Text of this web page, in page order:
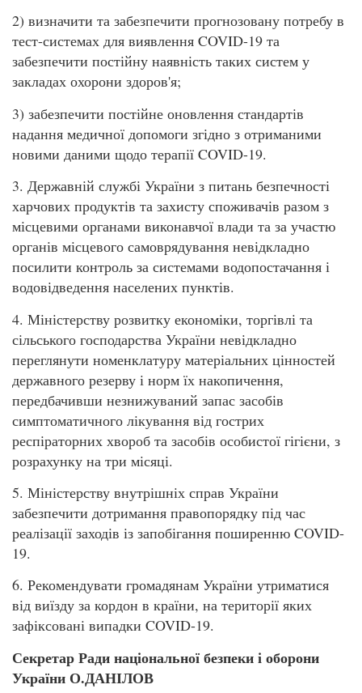
2) визначити та забезпечити прогнозовану потребу в
тест-системах для виявлення COVID-19 та
забезпечити постійну наявність таких систем у
закладах охорони здоров'я;
3) забезпечити постійне оновлення стандартів
надання медичної допомоги згідно з отриманими
новими даними щодо терапії COVID-19.
3. Державній службі України з питань безпечності
харчових продуктів та захисту споживачів разом з
місцевими органами виконавчої влади та за участю
органів місцевого самоврядування невідкладно
посилити контроль за системами водопостачання і
водовідведення населених пунктів.
4. Міністерству розвитку економіки, торгівлі та
сільського господарства України невідкладно
переглянути номенклатуру матеріальних цінностей
державного резерву і норм їх накопичення,
передбачивши незнижуваний запас засобів
симптоматичного лікування від гострих
респіраторних хвороб та засобів особистої гігієни, з
розрахунку на три місяці.
5. Міністерству внутрішніх справ України
забезпечити дотримання правопорядку під час
реалізації заходів із запобігання поширенню COVID-
19.
6. Рекомендувати громадянам України утриматися
від виїзду за кордон в країни, на території яких
зафіксовані випадки COVID-19.
Секретар Ради національної безпеки і оборони
України О.ДАНІЛОВ